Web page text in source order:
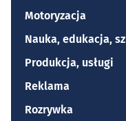
Motoryzacja
Nauka, edukacja,
Produkcja, usługi
Reklama
Rozrywka